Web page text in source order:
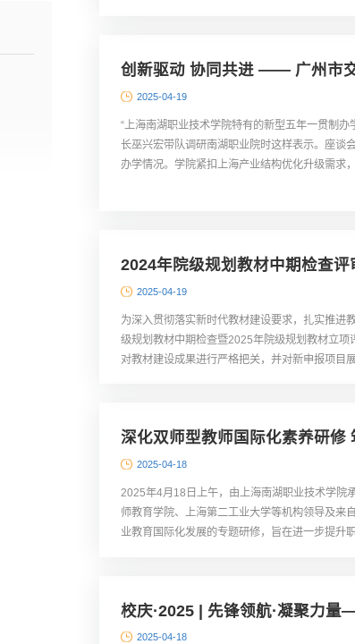
创新驱动 协同共进 —— 广州市
2025-04-19
“上海南湖职业技术学院特有的新型五年一贯制
长巫兴宏带队调研南湖职业院时这样表示。座谈
办学情况。学院紧扣上海产业结构优化升级需求
2024年院级规划教材中期检查
2025-04-19
为深入贯彻落实新时代教材建设要求，扎实推进
级规划教材中期检查暨2025年院级规划教材立项
对教材建设成果进行严格把关，并对新申报项目
深化双师型教师国际化素养研修
2025-04-18
2025年4月18日上午，由上海南湖职业技术学院
师教育学院、上海第二工业大学等机构领导及来
业教育国际化发展的专题研修，旨在进一步提升
校庆·2025 | 先锋领航·凝聚力
展示（...
2025-04-18